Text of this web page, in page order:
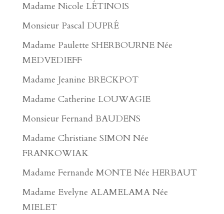
Madame Nicole LÉTINOIS
Monsieur Pascal DUPRÉ
Madame Paulette SHERBOURNE Née
MEDVEDIEFF
Madame Jeanine BRECKPOT
Madame Catherine LOUWAGIE
Monsieur Fernand BAUDENS
Madame Christiane SIMON Née
FRANKOWIAK
Madame Fernande MONTE Née HERBAUT
Madame Evelyne ALAMELAMA Née
MIELET